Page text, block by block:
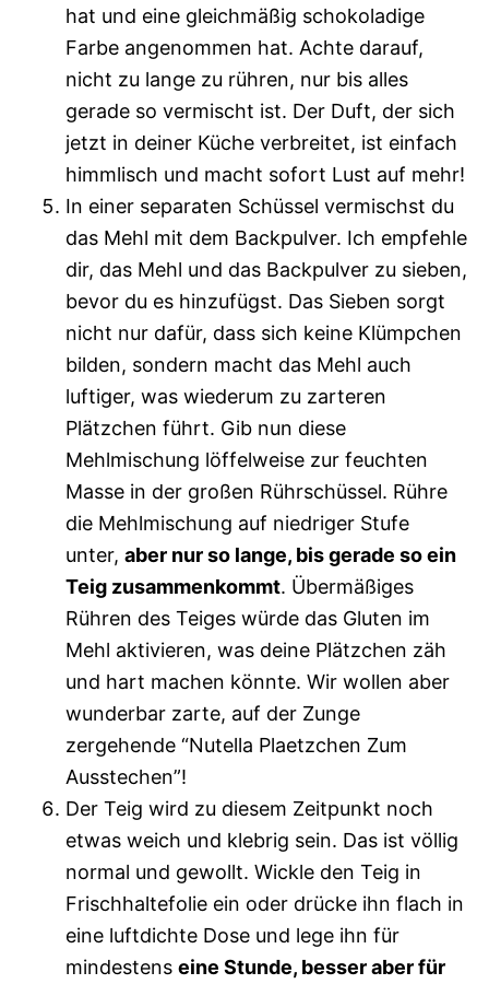
hat und eine gleichmäßig schokoladige
Farbe angenommen hat. Achte darauf,
nicht zu lange zu rühren, nur bis alles
gerade so vermischt ist. Der Duft, der sich
jetzt in deiner Küche verbreitet, ist einfach
himmlisch und macht sofort Lust auf mehr!
In einer separaten Schüssel vermischst du
das Mehl mit dem Backpulver. Ich empfehle
dir, das Mehl und das Backpulver zu sieben,
bevor du es hinzufügst. Das Sieben sorgt
nicht nur dafür, dass sich keine Klümpchen
bilden, sondern macht das Mehl auch
luftiger, was wiederum zu zarteren
Plätzchen führt. Gib nun diese
Mehlmischung löffelweise zur feuchten
Masse in der großen Rührschüssel. Rühre
die Mehlmischung auf niedriger Stufe
unter, aber nur so lange, bis gerade so ein
Teig zusammenkommt. Übermäßiges
Rühren des Teiges würde das Gluten im
Mehl aktivieren, was deine Plätzchen zäh
und hart machen könnte. Wir wollen aber
wunderbar zarte, auf der Zunge
zergehende “Nutella Plaetzchen Zum
Ausstechen”!
Der Teig wird zu diesem Zeitpunkt noch
etwas weich und klebrig sein. Das ist völlig
normal und gewollt. Wickle den Teig in
Frischhaltefolie ein oder drücke ihn flach in
eine luftdichte Dose und lege ihn für
mindestens eine Stunde, besser aber für